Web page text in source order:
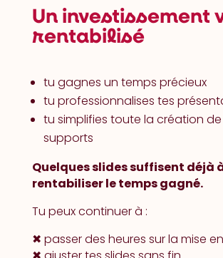
Un investissement
rentabilisé
tu gagnes un temps précieux
tu professionnalises tes
tu simplifies toute la création
supports
Quelques slides suffisent déjà
rentabiliser le temps gagné.
Tu peux continuer à :
✖︎ passer des heures sur la mise